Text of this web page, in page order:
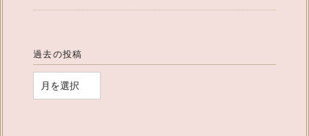
過去の投稿